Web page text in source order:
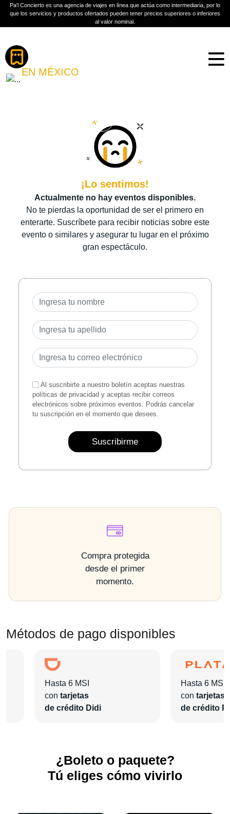
Pa'l Concierto es una agencia de viajes en línea que actúa como intermediaria, por lo
que los servicios y productos ofertados pueden tener precios superiores o inferiores
al valor nominal.
THE REAL ANTONIOS
EN MÉXICO
Más información
¡Lo sentimos!
Actualmente no hay eventos disponibles.
No te pierdas la oportunidad de ser el primero en
enterarte. Suscríbete para recibir noticias sobre este
evento o similares y asegurar tu lugar en el próximo
gran espectáculo.
Al suscribirte a nuestro boletín aceptas nuestras
políticas de privacidad y aceptas recibir correos
electrónicos sobre próximos eventos. Podrás cancelar
tu suscripción en el momento que desees.
Suscribirme
Compra protegida
desde el primer
momento.
Métodos de pago disponibles
Hasta 6 MSI
con tarjetas
de crédito Didi
Hasta 6 MSI
con tarjetas
de crédito
¿Boleto o paquete?
Tú eliges cómo vivirlo